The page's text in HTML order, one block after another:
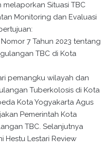
Situasi TBC
Monitoring dan Evaluasi
7 Tahun 2023 tentang
TBC di Kota
pemangku wilayah dan
Tuberkolosis di Kota
Kota Yogyakarta Agus
Pemerintah Kota
TBC. Selanjutnya
Hestu Lestari Review